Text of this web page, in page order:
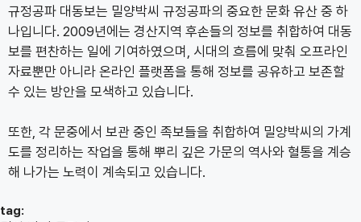
규정공파 대동보는 밀양박씨 규정공파의 중요한 문화 유산 중 하
나입니다. 2009년에는 경산지역 후손들의 정보를 취합하여 대동
보를 편찬하는 일에 기여하였으며, 시대의 흐름에 맞춰 오프라인
자료뿐만 아니라 온라인 플랫폼을 통해 정보를 공유하고 보존할
수 있는 방안을 모색하고 있습니다.
또한, 각 문중에서 보관 중인 족보들을 취합하여 밀양박씨의 가계
도를 정리하는 작업을 통해 뿌리 깊은 가문의 역사와 혈통을 계승
해 나가는 노력이 계속되고 있습니다.
tag: